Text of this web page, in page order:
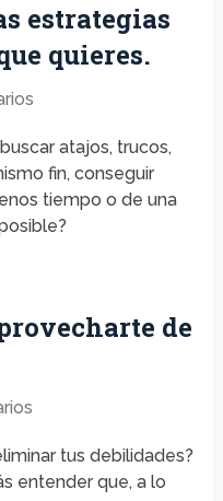
estrategias
quieres.
atajos, trucos,
fin, conseguir
tiempo o de una
de
tus debilidades?
entender que, a lo